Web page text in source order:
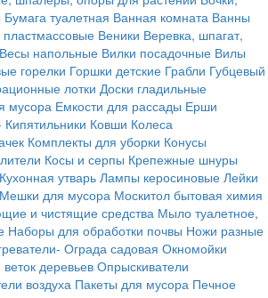
Бумага туалетная Ванная комната Ванны
Веники Веревка, шпагат,
Весы напольные Вилки посадочные Вилы
горелки Горшки детские Грабли Губцевый
лотки Доски гладильные
мусора Емкости для рассады Ерши
Кипятильники Ковши Колеса
Комплекты для уборки Конусы
Косы и серпы Крепежные шнуры
Кухонная утварь Лампы керосиновые Лейки
Мешки для мусора Москитол бытовая химия
и чистящие средства Мыло туалетное,
Наборы для обработки почвы Ножи разные
Ограда садовая Окномойки
деревьев Опрыскиватели
воздуха Пакеты для мусора Печное